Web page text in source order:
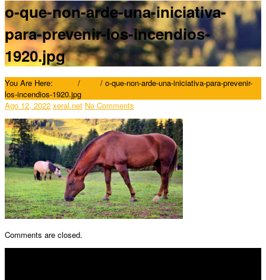
o-que-non-arde-una-iniciativa-
para-prevenir-los-incendios-
1920.jpg
You Are Here: / / o-que-non-arde-una-iniciativa-para-prevenir-
los-incendios-1920.jpg
Ago 12, 2022 xeral.net No Comments
Comments are closed.